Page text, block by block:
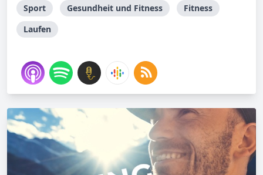
Sport Gesundheit und Fitness
Fitness
Laufen